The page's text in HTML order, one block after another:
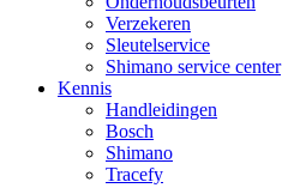
Verzekeren
Sleutelservice
Shimano service center
Kennis
Handleidingen
Bosch
Shimano
Tracefy